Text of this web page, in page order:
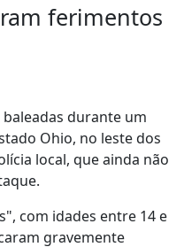
ferimentos
durante um
Ohio, no leste dos
local, que ainda não
com idades entre 14 e
gravemente